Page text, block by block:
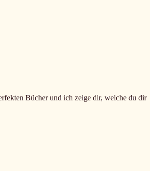
Bücher und ich zeige dir, welche du dir